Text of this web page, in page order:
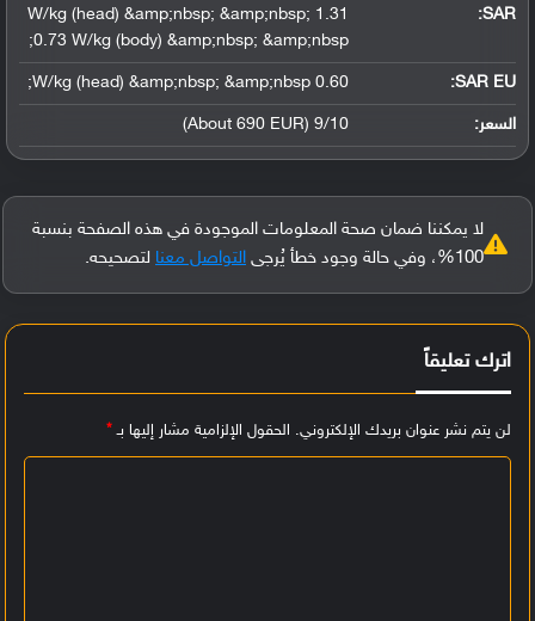
SAR
:
1.31 W/kg (head) &amp;nbsp; &amp;nbsp;
0.73 W/kg (body) &amp;nbsp; &amp;nbsp;
SAR EU:
0.60 W/kg (head) &amp;nbsp; &amp;nbsp;
السعر: 9/10 (About 690 EUR)
لا يمكننا ضمان صحة المعلومات الموجودة في هذه الصفحة بنسبة
100%، وفي حالة وجود خطأ يُرجى
التواصل معنا لتصحيحه.
اترك تعليقاً
لن يتم نشر عنوان بريدك الإلكتروني. الحقول الإلزامية مشار إليها بـ*